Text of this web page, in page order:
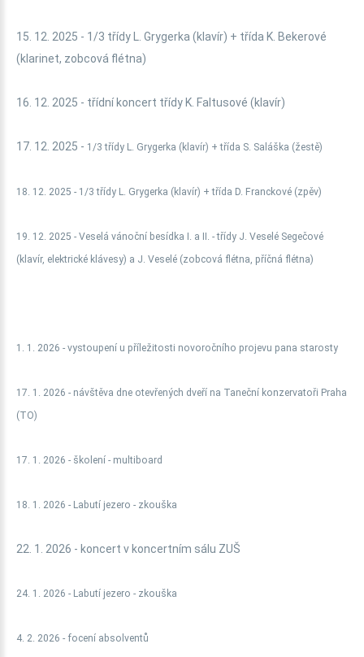
15. 12. 2025 - 1/3 třídy L. Grygerka (klavír) + třída K. Bekerové
(klarinet, zobcová flétna)
16. 12. 2025 - třídní koncert třídy K. Faltusové (klavír)
17. 12. 2025 - 1/3 třídy L. Grygerka (klavír) + třída S. Saláška (žestě)
18. 12. 2025 - 1/3 třídy L. Grygerka (klavír) + třída D. Franckové (zpěv)
19. 12. 2025 - Veselá vánoční besídka I. a II. - třídy J. Veselé Segečové
(klavír, elektrické klávesy) a J. Veselé (zobcová flétna, příčná flétna)
1. 1. 2026 - vystoupení u příležitosti novoročního projevu pana starosty
17. 1. 2026 - návštěva dne otevřených dveří na Taneční konzervatoři Praha
(TO)
17. 1. 2026 - školení - multiboard
18. 1. 2026 - Labutí jezero - zkouška
22. 1. 2026 - koncert v koncertním sálu ZUŠ
24. 1. 2026 - Labutí jezero - zkouška
4. 2. 2026 - focení absolventů